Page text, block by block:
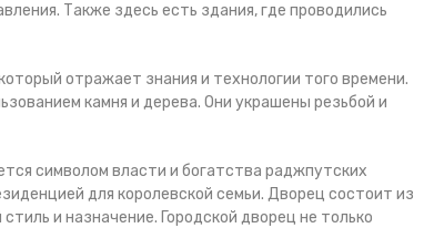
Также здесь есть здания, где проводились
отражает знания и технологии того времени.
камня и дерева. Они украшены резьбой и
символом власти и богатства раджпутских
для королевской семьи. Дворец состоит из
и назначение. Городской дворец не только